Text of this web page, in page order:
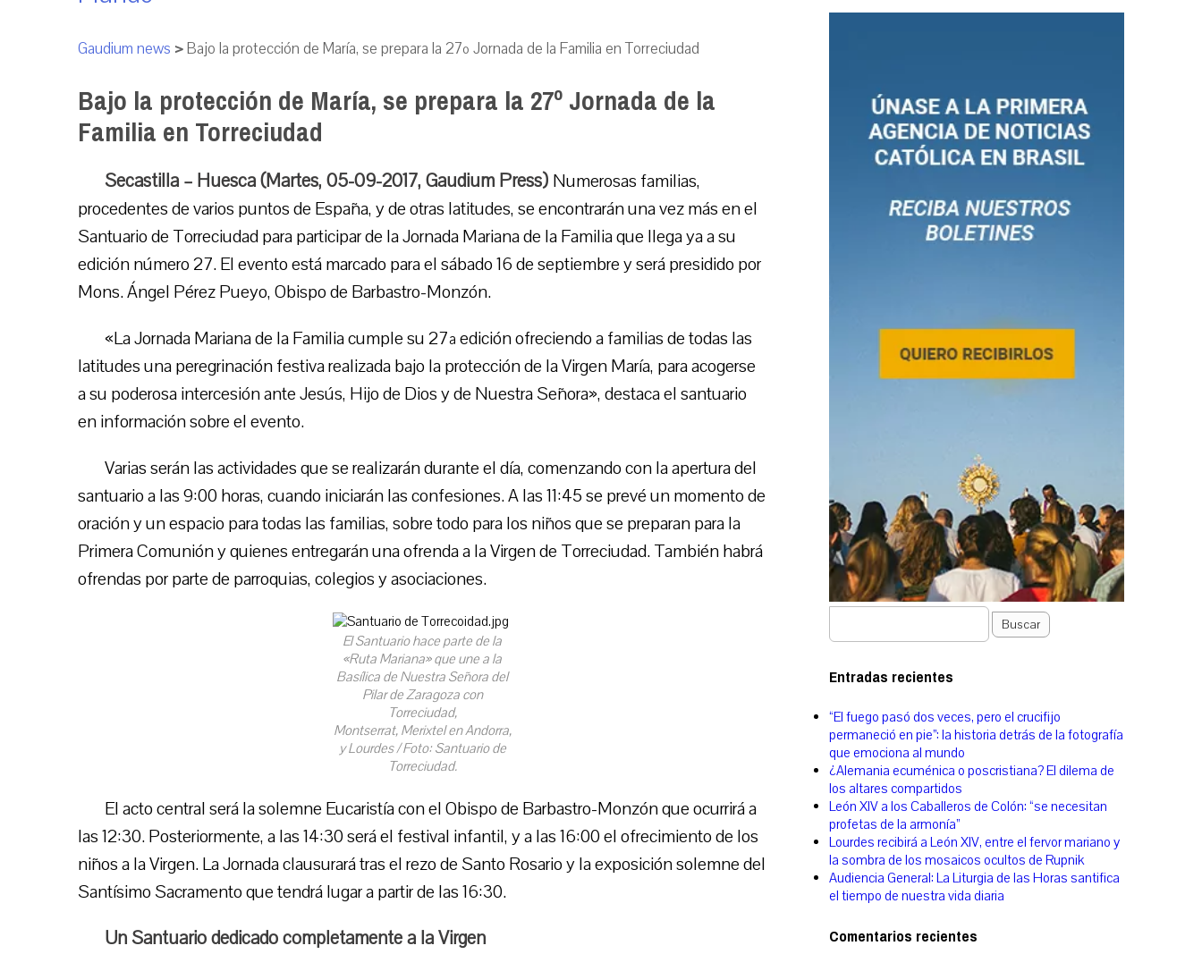
Gaudium news >Bajo la protección de María, se prepara la 27º Jornada de la Familia en Torreciudad
Bajo la protección de María, se prepara la 27º Jornada de la
Familia en Torreciudad
Secastilla – Huesca (Martes, 05-09-2017, Gaudium Press) Numerosas familias,
procedentes de varios puntos de España, y de otras latitudes, se encontrarán una vez más en el
Santuario de Torreciudad para participar de la Jornada Mariana de la Familia que llega ya a su
edición número 27. El evento está marcado para el sábado 16 de septiembre y será presidido por
Mons. Ángel Pérez Pueyo, Obispo de Barbastro-Monzón.
«La Jornada Mariana de la Familia cumple su 27ª edición ofreciendo a familias de todas las
latitudes una peregrinación festiva realizada bajo la protección de la Virgen María, para acogerse
a su poderosa intercesión ante Jesús, Hijo de Dios y de Nuestra Señora», destaca el santuario
en información sobre el evento.
Varias serán las actividades que se realizarán durante el día, comenzando con la apertura del
santuario a las 9:00 horas, cuando iniciarán las confesiones. A las 11:45 se prevé un momento de
oración y un espacio para todas las familias, sobre todo para los niños que se preparan para la
Primera Comunión y quienes entregarán una ofrenda a la Virgen de Torreciudad. También habrá
ofrendas por parte de parroquias, colegios y asociaciones.
El Santuario hace parte de la
«Ruta Mariana» que une a la
Basílica de Nuestra Señora del
Pilar de Zaragoza con
Torreciudad,
Montserrat, Merixtel en Andorra,
y Lourdes / Foto: Santuario de
Torreciudad.
El acto central será la solemne Eucaristía con el Obispo de Barbastro-Monzón que ocurrirá a
las 12:30. Posteriormente, a las 14:30 será el festival infantil, y a las 16:00 el ofrecimiento de los
niños a la Virgen. La Jornada clausurará tras el rezo de Santo Rosario y la exposición solemne del
Santísimo Sacramento que tendrá lugar a partir de las 16:30.
Un Santuario dedicado completamente a la Virgen
Buscar
Entradas recientes
“El fuego pasó dos veces, pero el crucifijo
permaneció en pie”: la historia detrás de la fotografía
que emociona al mundo
¿Alemania ecuménica o poscristiana? El dilema de
los altares compartidos
León XIV a los Caballeros de Colón: “se necesitan
profetas de la armonía”
Lourdes recibirá a León XIV, entre el fervor mariano y
la sombra de los mosaicos ocultos de Rupnik
Audiencia General: La Liturgia de las Horas santifica
el tiempo de nuestra vida diaria
Comentarios recientes